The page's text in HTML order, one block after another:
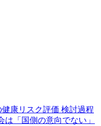
康リスク評価 検討過程
「国側の意向でない」